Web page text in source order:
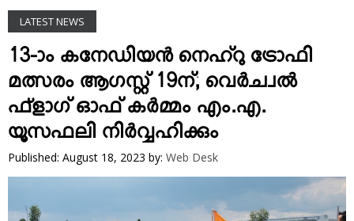
SOCIAL SPHERE
EDITORIAL
ARTS & LITERATURE
MAGAZINE
VIDEOS
YOUR SAY
COOKERY
LATEST NEWS
13-ാം കനേഡിയന്‍ നെഹ്‌റു ട്രോഫി
മത്സരം ആഗസ്റ്റ് 19ന്; വെര്‍ച്വല്‍
ഫ്ളാഗ് ഓഫ് കര്‍മ്മം എം.എ.
യൂസഫലി നിര്‍വ്വഹിക്കും
Published: August 18, 2023 by: Web Desk